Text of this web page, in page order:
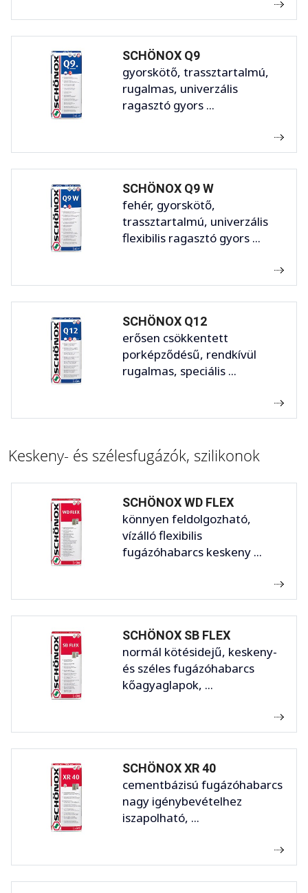
SCHÖNOX Q9
gyorskötő, trassztartalmú,
rugalmas, univerzális
ragasztó gyors ...
SCHÖNOX Q9 W
fehér, gyorskötő,
trassztartalmú, univerzális
flexibilis ragasztó gyors ...
SCHÖNOX Q12
erősen csökkentett
porképződésű, rendkívül
rugalmas, speciális ...
Keskeny- és szélesfugázók, szilikonok
SCHÖNOX WD FLEX
könnyen feldolgozható,
vízálló flexibilis
fugázóhabarcs keskeny ...
SCHÖNOX SB FLEX
normál kötésidejű, keskeny-
és széles fugázóhabarcs
kőagyaglapok, ...
SCHÖNOX XR 40
cementbázisú fugázóhabarcs
nagy igénybevételhez
iszapolható, ...